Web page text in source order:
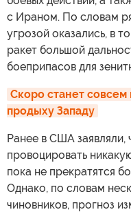
с Ираном. По словам
угрозой оказались, в
ракет большой
боеприпасов для
Скоро станет
продыху Западу
Ранее в США заявляли,
провоцировать
пока не прекратятся
Однако, по словам
чиновников, прогноз